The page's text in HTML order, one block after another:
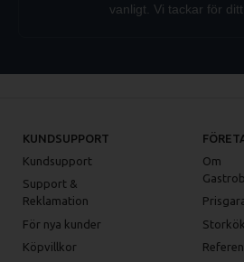
vanligt. Vi tackar för
KUNDSUPPORT
Kundsupport
Support &
Reklamation
För nya kunder
Köpvillkor
Om